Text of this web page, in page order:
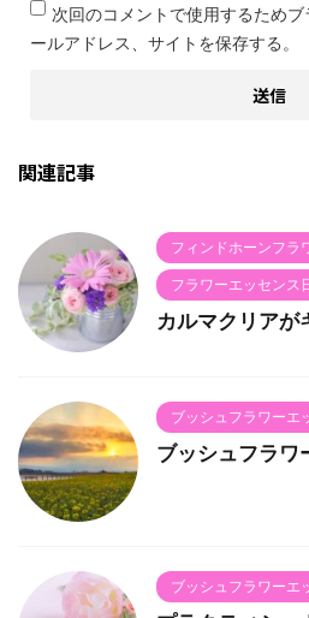
次回のコメントで使用するため
ールアドレス、サイトを保存する。
関連記事
フィンドホーンフラ
フラワーエッセンス
カルマクリアが
ブッシュフラワーエ
ブッシュフラワ
ブッシュフラワーエ